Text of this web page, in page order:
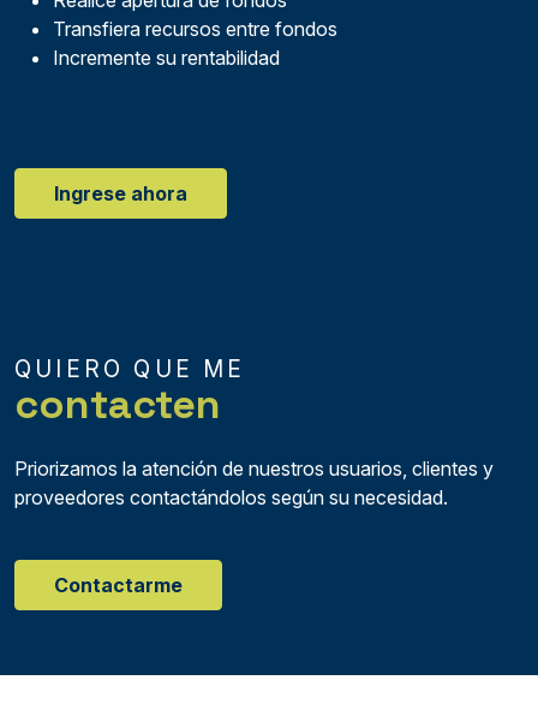
Transfiera recursos entre fondos
Incremente su rentabilidad
Ingrese ahora
QUIERO QUE ME
contacten
Priorizamos la atención de nuestros usuarios, clientes y
proveedores contactándolos según su necesidad.
Contactarme